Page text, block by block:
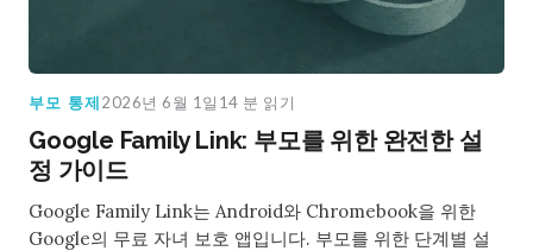
부모 통제2026년 6월 1일 14 분 읽기
Google Family Link: 부모를 위한 완전한 설
정 가이드
Google Family Link는 Android와 Chromebook을 위한
Google의 무료 자녀 보호 앱입니다. 부모를 위한 단계별 설